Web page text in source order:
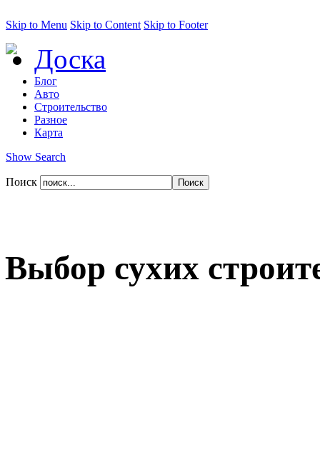
Skip to Menu Skip to Content Skip to Footer
Доска
Блог
Авто
Строительство
Разное
Карта
Show Search
Поиск
Выбор сухих